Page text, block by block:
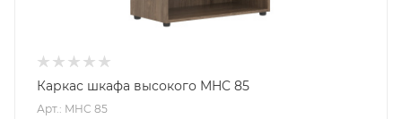
Каркас шкафа высокого MHC 85
Арт.: MHC 85